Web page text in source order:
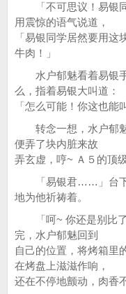
「不可思议！易银同
用震惊的语气说道，
「易银同学居然要用
牛肉！」
水户郁魅看着易银手
么，指着易银大叫道：
「怎么可能！你这也能
转念一想，水户郁魅
便弄了块内脏来故
弄玄虚，哼~ Ａ５的顶
「易银君……」台下
地为他祈祷着。
「呵~ 你还是别比了
完，水户郁魅回到
自己的位置，将烤箱里
在烤盘上滋滋作响，
还在不停地颤动，肉香